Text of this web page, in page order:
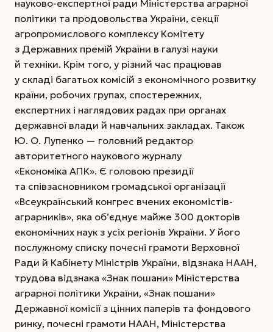
науково-експертної ради Міністерства аграрної
політики та продовольства України, секції
агропромислового комплексу Комітету
з Державних премій Украї­ни в галузі науки
й техніки. Крім того, у різний час працював
у складі багатьох комісій з економічного розвитку
країни, робочих групах, спостережних,
експертних і наглядових радах при органах
державної влади й навчальних закладах. Також
Ю. О. Лупенко — головний редактор
авторитетного наукового журналу
«Економіка АПК». Є головою президії
та співзасновником громадської організації
«Всеукраїн­ський конгрес вчених економістів-
аграрників», яка об’єднує майже 300 докторів
економічних наук з усіх регіонів України. У його
послужному списку почесні грамоти Верховної
Ради й Кабінету Міністрів України, відзнака НААН,
трудова відзнака «Знак пошани» Міністерства
аграрної політики України, «Знак пошани»
Державної комісії з цінних паперів та фондового
ринку, почесні грамоти НААН, Міністерства